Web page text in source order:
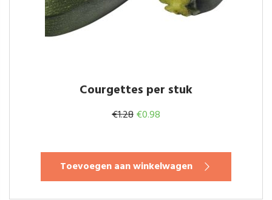
Courgettes per stuk
€1.28Oorspronkelijke
was:
€1.28.
€0.98
is:
€0.98.
Toevoegen aan winkelwagen